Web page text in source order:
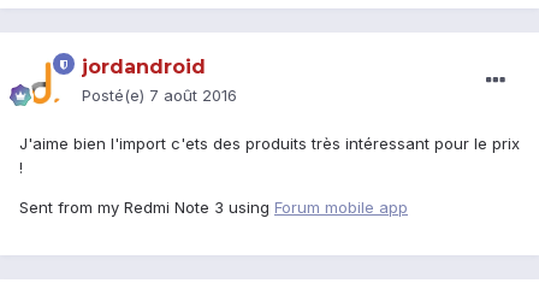
jordandroid
Posté(e) 7 août 2016
J'aime bien l'import c'ets des produits très intéressant pour le prix
!
Sent from my Redmi Note 3 using Forum mobile app